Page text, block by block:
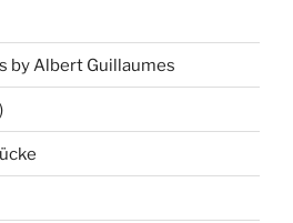
by Albert Guillaumes